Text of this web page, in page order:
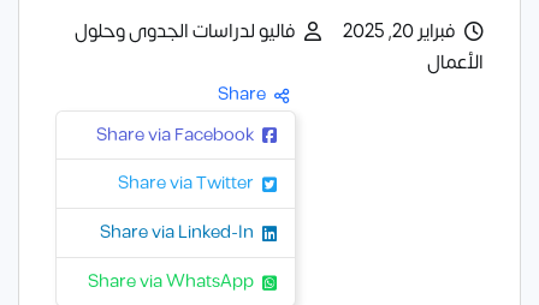
فبراير 20, 2025
فاليو لدراسات الجدوى وحلول
الأعمال
Share
Share via Facebook
Share via Twitter
Share via Linked-In
Share via WhatsApp